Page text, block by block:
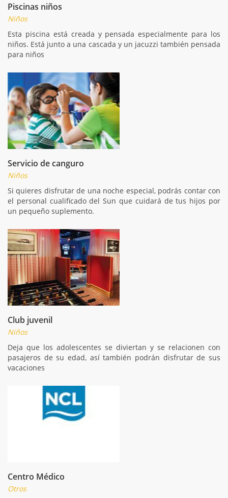
Piscinas niños
Niños
Esta piscina está creada y pensada especialmente para los
niños. Está junto a una cascada y un jacuzzi también pensada
para niños
Servicio de canguro
Niños
Si quieres disfrutar de una noche especial, podrás contar con
el personal cualificado del Sun que cuidará de tus hijos por
un pequeño suplemento.
Club juvenil
Niños
Deja que los adolescentes se diviertan y se relacionen con
pasajeros de su edad, así también podrán disfrutar de sus
vacaciones
Centro Médico
Otros